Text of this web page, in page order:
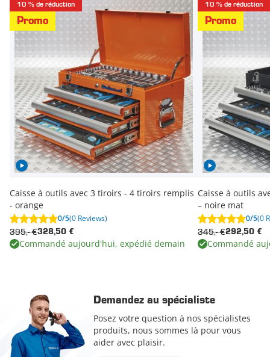
10 % de réduction
Promo
Caisse à outils avec 3 tiroirs - 4 tiroirs remplis
- orange
0/5(0 Reviews)
328,50 €
395,- €
Commandé aujourd'hui, expédié demain
10 % de réduction
Promo
Caisse à outils
– noire mat
0/5(0
292,50 €
345,- €
Commandé
Demandez au spécialiste
Posez votre question à nos spécialistes
produits, nous sommes là pour vous
aider avec plaisir.